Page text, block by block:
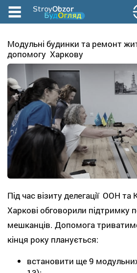
Перейти
до
вмісту
Модульні будинки та ремонт
допомогу Харкову
Під час візиту делегації ООН
Харкові обговорили підтримку
мешканців. Допомога
кінця року планується:
встановити ще 9